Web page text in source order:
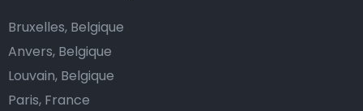
L’un des plus gros avantages des transports
d’aéroport proposés par Airport Taxis est un tarif fixe
pour votre navette.
Contrairement aux taxis traditionnels, nous n’ajoutons
Bruxelles, Belgique
Anvers, Belgique
Louvain, Belgique
Paris, France